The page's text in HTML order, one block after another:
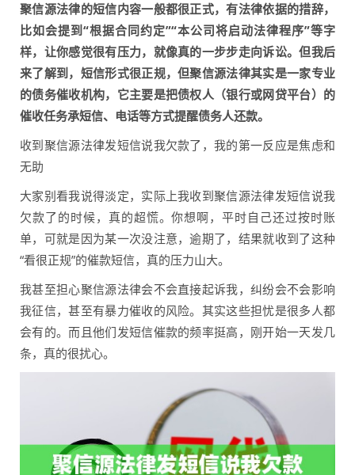
聚信源法律的短信内容一般都很正式，有法律依据的措辞，
比如会提到“根据合同约定”“本公司将启动法律程序”等字
样，让你感觉很有压力，就像真的一步步走向诉讼。但我后
来了解到，短信形式很正规，但聚信源法律其实是一家专业
的债务催收机构，它主要是把债权人（银行或网贷平台）的
催收任务承短信、电话等方式提醒债务人还款。
收到聚信源法律发短信说我欠款了，我的第一反应是焦虑和
无助
大家别看我说得淡定，实际上我收到聚信源法律发短信说我
欠款了的时候，真的超慌。你想啊，平时自己还过按时账
单，可就是因为某一次没注意，逾期了，结果就收到了这种
“看很正规”的催款短信，真的压力山大。
我甚至担心聚信源法律会不会直接起诉我，纠纷会不会影响
我征信，甚至有暴力催收的风险。其实这些担忧是很多人都
会有的。而且他们发短信催款的频率挺高，刚开始一天发几
条，真的很扰心。